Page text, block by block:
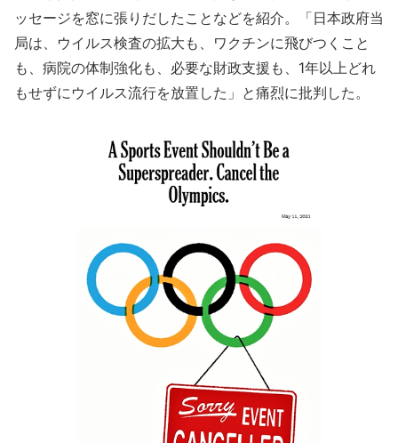
ッセージを窓に張りだしたことなどを紹介。「日本政府当
局は、ウイルス検査の拡大も、ワクチンに飛びつくこと
も、病院の体制強化も、必要な財政支援も、1年以上どれ
もせずにウイルス流行を放置した」と痛烈に批判した。